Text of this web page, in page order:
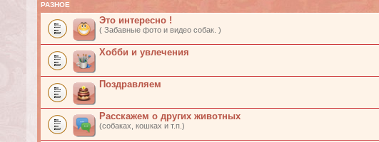
РАЗНОЕ
Это интересно !
( Забавные фото и видео собак. )
Хобби и увлечения
Поздравляем
Расскажем о других животных
(собаках, кошках и т.п.)